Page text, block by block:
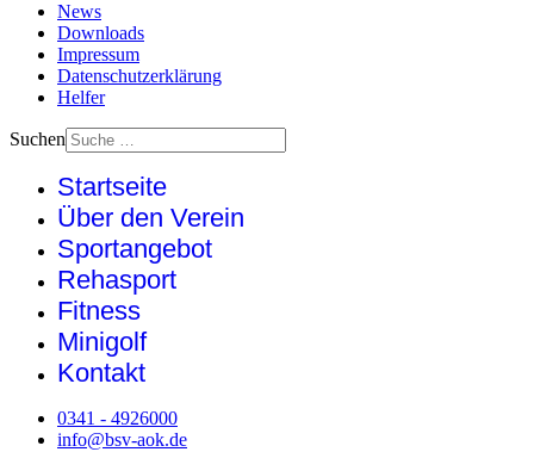
News
Downloads
Impressum
Datenschutzerklärung
Helfer
Suchen
Startseite
Über den Verein
Sportangebot
Rehasport
Fitness
Minigolf
Kontakt
0341 - 4926000
info@bsv-aok.de